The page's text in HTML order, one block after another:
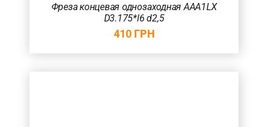
Фреза концевая однозаходная AAA1LX
D3.175*l6 d2,5
410 ГРН